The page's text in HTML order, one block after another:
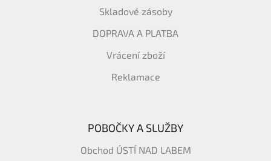
Skladové zásoby
DOPRAVA A PLATBA
Vrácení zboží
Reklamace
POBOČKY A SLUŽBY
Obchod ÚSTÍ NAD LABEM